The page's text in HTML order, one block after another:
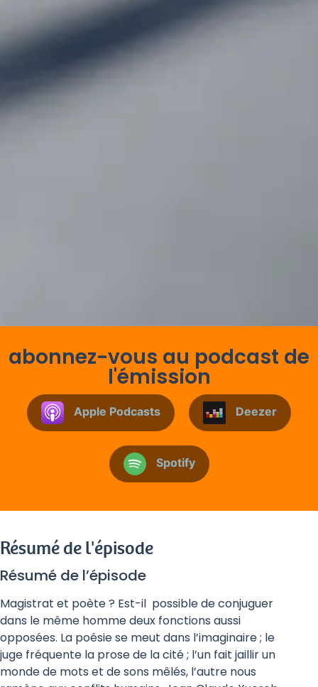
abonnez-vous au podcast de
l'émission
Apple Podcasts Deezer
Spotify
Résumé de l'épisode
Résumé de l’épisode
Magistrat et poète ? Est-il possible de conjuguer
dans le même homme deux fonctions aussi
opposées. La poésie se meut dans l’imaginaire ; le
juge fréquente la prose de la cité ; l’un fait jaillir un
monde de mots et de sons mêlés, l’autre nous